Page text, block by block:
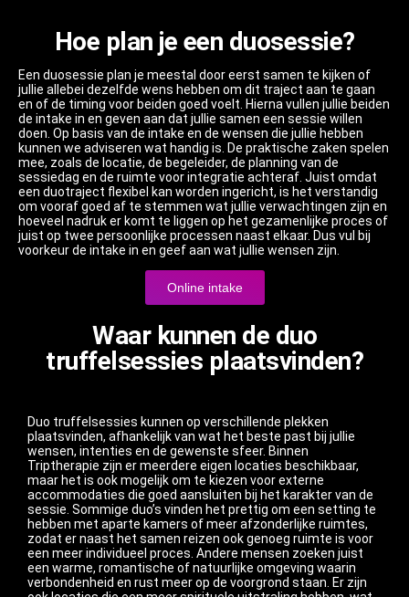
Hoe plan je een duosessie?
Een duosessie plan je meestal door eerst samen te kijken of
jullie allebei dezelfde wens hebben om dit traject aan te gaan
en of de timing voor beiden goed voelt. Hierna vullen jullie beiden
de intake in en geven aan dat jullie samen een sessie willen
doen. Op basis van de intake en de wensen die jullie hebben
kunnen we adviseren wat handig is. De praktische zaken spelen
mee, zoals de locatie, de begeleider, de planning van de
sessiedag en de ruimte voor integratie achteraf. Juist omdat
een duotraject flexibel kan worden ingericht, is het verstandig
om vooraf goed af te stemmen wat jullie verwachtingen zijn en
hoeveel nadruk er komt te liggen op het gezamenlijke proces of
juist op twee persoonlijke processen naast elkaar. Dus vul bij
voorkeur de intake in en geef aan wat jullie wensen zijn.
Online intake
Waar kunnen de duo
truffelsessies plaatsvinden?
Duo truffelsessies kunnen op verschillende plekken
plaatsvinden, afhankelijk van wat het beste past bij jullie
wensen, intenties en de gewenste sfeer. Binnen
Triptherapie zijn er meerdere eigen locaties beschikbaar,
maar het is ook mogelijk om te kiezen voor externe
accommodaties die goed aansluiten bij het karakter van de
sessie. Sommige duo’s vinden het prettig om een setting te
hebben met aparte kamers of meer afzonderlijke ruimtes,
zodat er naast het samen reizen ook genoeg ruimte is voor
een meer individueel proces. Andere mensen zoeken juist
een warme, romantische of natuurlijke omgeving waarin
verbondenheid en rust meer op de voorgrond staan. Er zijn